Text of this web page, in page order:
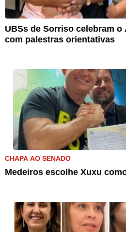
UBSs de Sorriso celebram
com palestras orientativas
CHAPA AO SENADO
Medeiros escolhe Xuxu